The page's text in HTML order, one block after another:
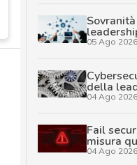
05 Ago 2026
della
04 Ago 2026
Fail
misura
04 Ago 2026